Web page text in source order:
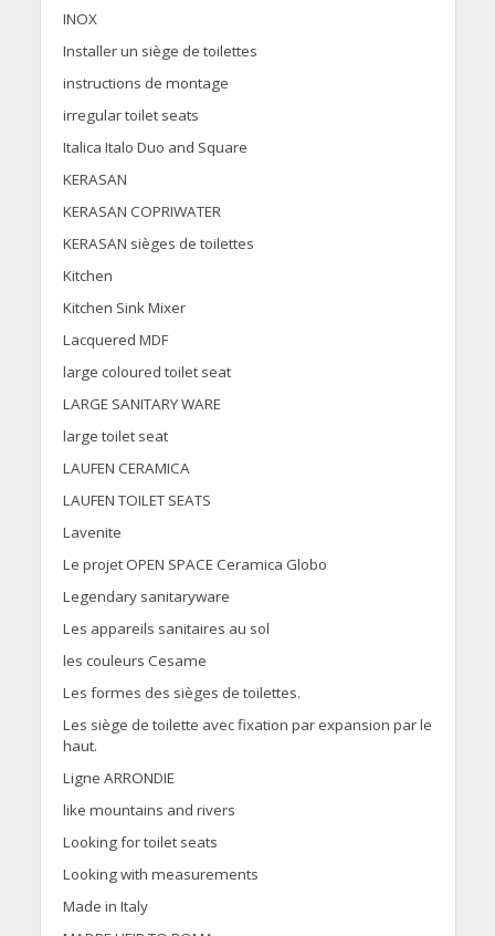
INOX
Installer un siège de toilettes
instructions de montage
irregular toilet seats
Italica Italo Duo and Square
KERASAN
KERASAN COPRIWATER
KERASAN sièges de toilettes
Kitchen
Kitchen Sink Mixer
Lacquered MDF
large coloured toilet seat
LARGE SANITARY WARE
large toilet seat
LAUFEN CERAMICA
LAUFEN TOILET SEATS
Lavenite
Le projet OPEN SPACE Ceramica Globo
Legendary sanitaryware
Les appareils sanitaires au sol
les couleurs Cesame
Les formes des sièges de toilettes.
Les siège de toilette avec fixation par expansion par le
haut.
Ligne ARRONDIE
like mountains and rivers
Looking for toilet seats
Looking with measurements
Made in Italy